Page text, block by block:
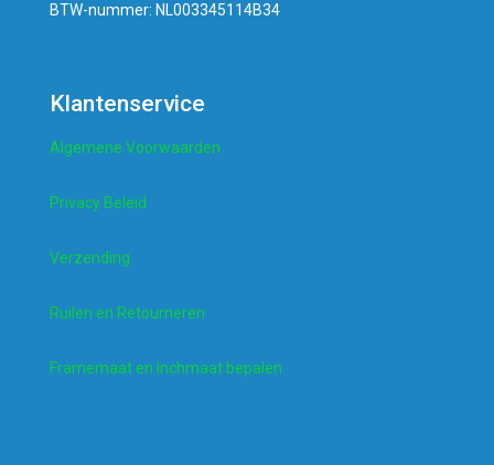
BTW-nummer: NL003345114B34
Klantenservice
Algemene Voorwaarden
Privacy Beleid
Verzending
Ruilen en Retourneren
Framemaat en Inchmaat bepalen